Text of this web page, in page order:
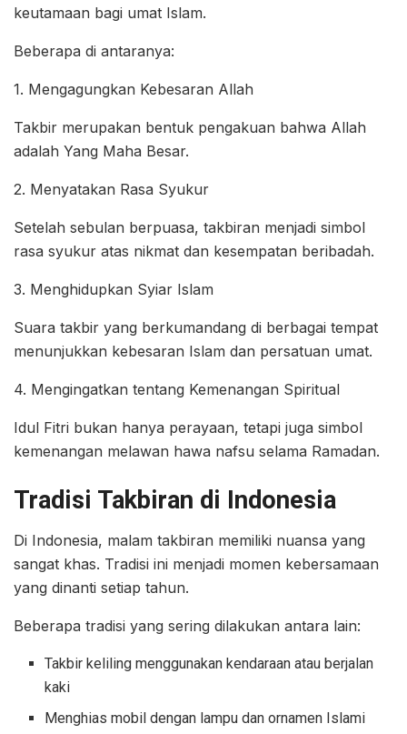
keutamaan bagi umat Islam.
Beberapa di antaranya:
1. Mengagungkan Kebesaran Allah
Takbir merupakan bentuk pengakuan bahwa Allah
adalah Yang Maha Besar.
2. Menyatakan Rasa Syukur
Setelah sebulan berpuasa, takbiran menjadi simbol
rasa syukur atas nikmat dan kesempatan beribadah.
3. Menghidupkan Syiar Islam
Suara takbir yang berkumandang di berbagai tempat
menunjukkan kebesaran Islam dan persatuan umat.
4. Mengingatkan tentang Kemenangan Spiritual
Idul Fitri bukan hanya perayaan, tetapi juga simbol
kemenangan melawan hawa nafsu selama Ramadan.
Tradisi Takbiran di Indonesia
Di Indonesia, malam takbiran memiliki nuansa yang
sangat khas. Tradisi ini menjadi momen kebersamaan
yang dinanti setiap tahun.
Beberapa tradisi yang sering dilakukan antara lain:
Takbir keliling menggunakan kendaraan atau berjalan
kaki
Menghias mobil dengan lampu dan ornamen Islami